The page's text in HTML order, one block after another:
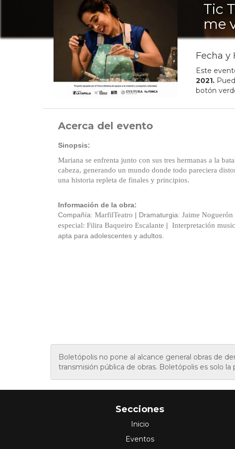
Tic
me
Fecha y
Este
2021.
botón
Acerca del evento
Sinopsis:
Mariana se enfrenta junto con sus tres hermanas a la
cabeza, generando un mundo donde todo pareciera
una historia repleta de finales y principios.
Información de la obra:
Compañía: MarfilTeatro | Dramaturgia: Jaime Noguerón
especial: Filira Baqueiro Escalante | Interpretación
apta para adolescentes y adultos.
Boletópolis no pone al alcance general obras de
transmisión pública de obras. Boletópolis es solo
Secciones
Inicio
Eventos